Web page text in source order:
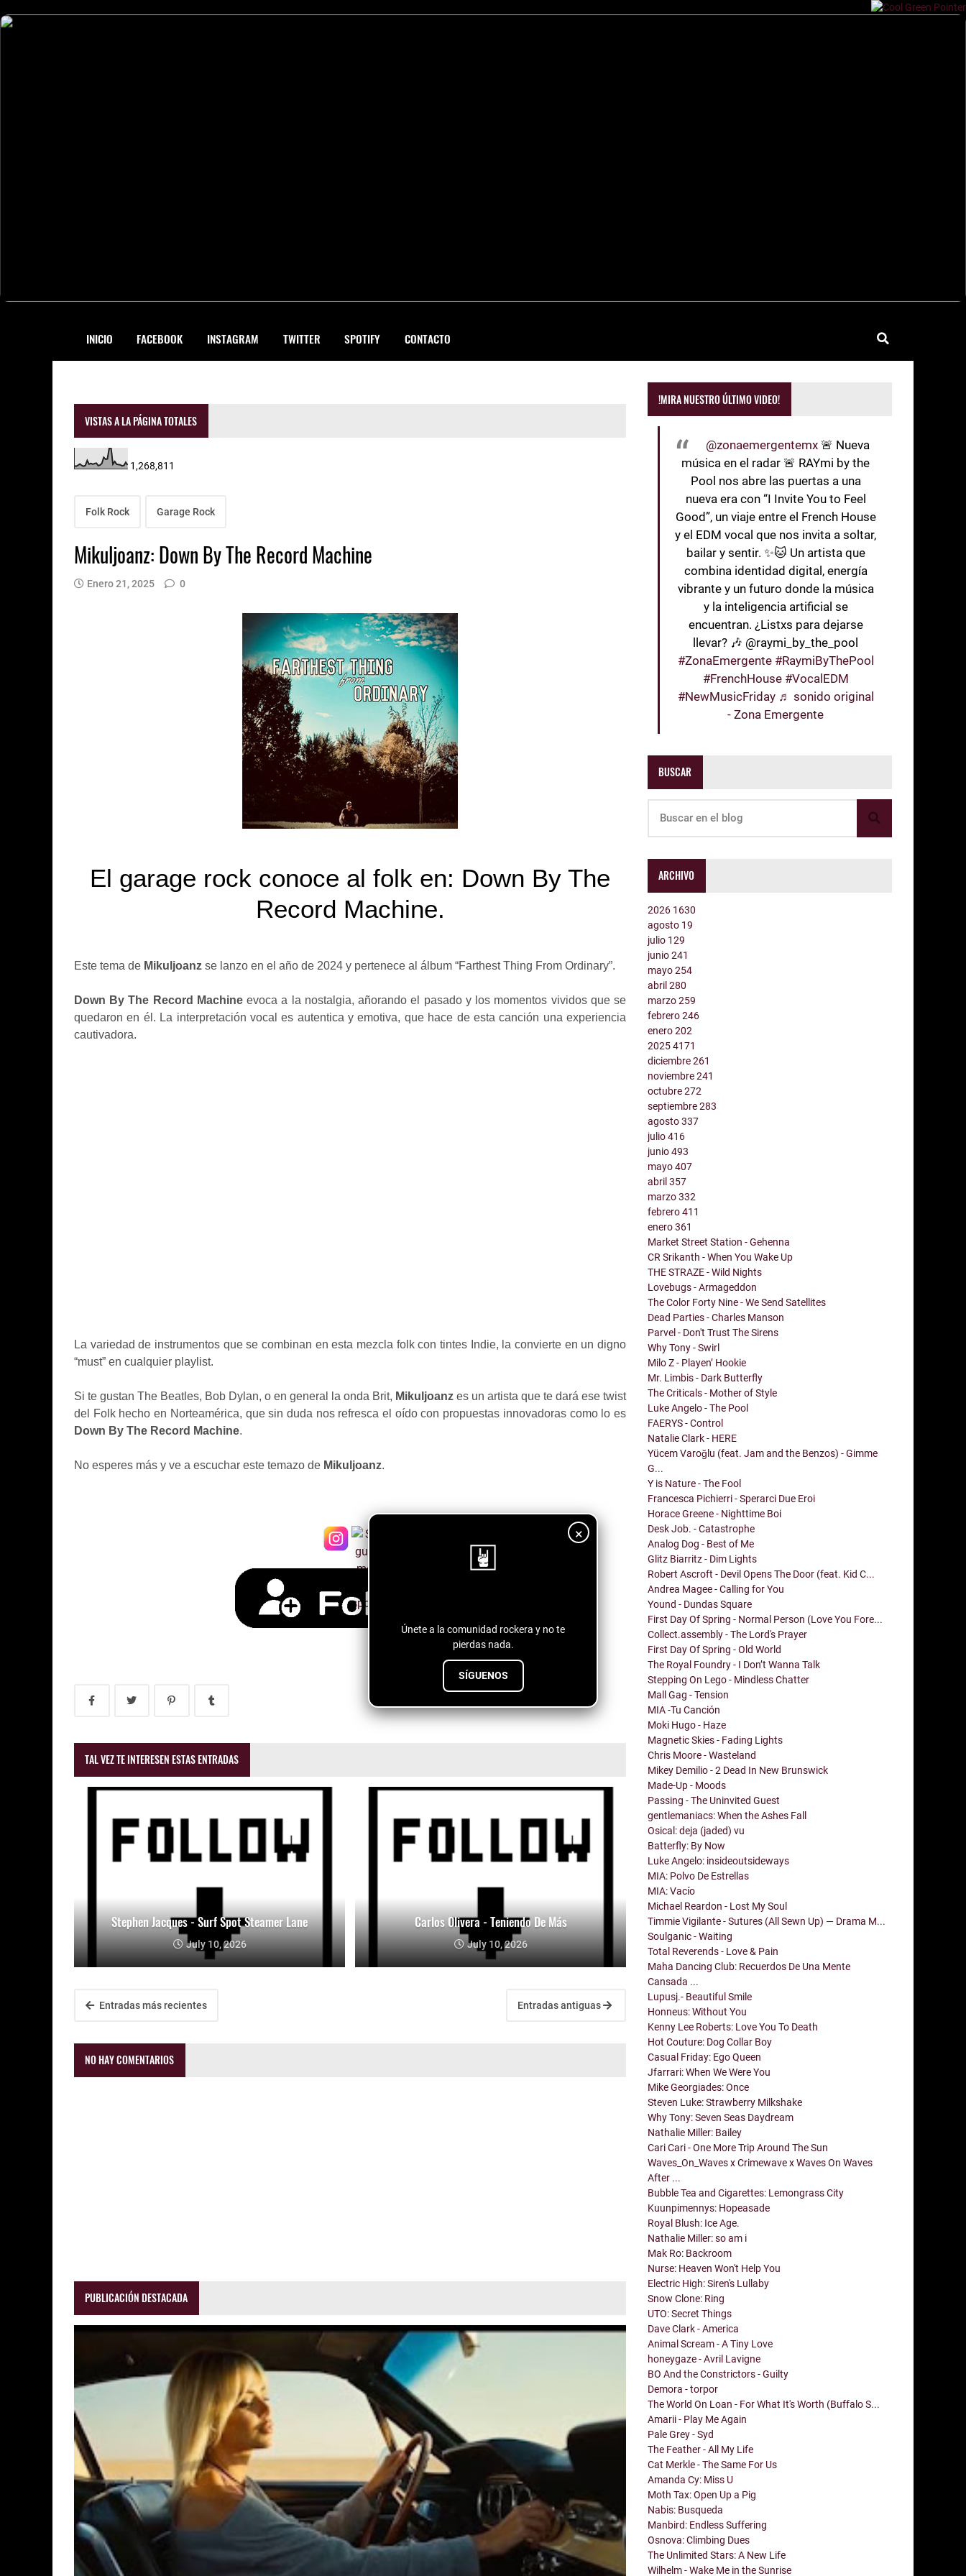
INICIO FACEBOOK INSTAGRAM TWITTER SPOTIFY CONTACTO
×
Únete a la comunidad rockera y no te
pierdas nada.
SÍGUENOS
VISTAS A LA PÁGINA TOTALES
1,268,811
Folk Rock Garage Rock
Mikuljoanz: Down By The Record Machine
Enero 21, 2025 0
El garage rock conoce al folk en: Down By The
Record Machine.
Este tema de Mikuljoanz se lanzo en el año de 2024 y pertenece al álbum “Farthest Thing From Ordinary”.
Down By The Record Machineevoca a la nostalgia, añorando el pasado y los momentos vividos que se
quedaron en él. La interpretación vocal es autentica y emotiva, que hace de esta canción una experiencia
cautivadora.
La variedad de instrumentos que se combinan en esta mezcla folk con tintes Indie, la convierte en un digno
“must” en cualquier playlist.
Si te gustan The Beatles, Bob Dylan, o en general la onda Brit, Mikuljoanz es un artista que te dará ese twist
del Folk hecho en Norteamérica, que sin duda nos refresca el oído con propuestas innovadoras como lo es
Down By The Record Machine.
No esperes más y ve a escuchar este temazo de Mikuljoanz.
TAL VEZ TE INTERESEN ESTAS ENTRADAS
Stephen Jacques - Surf Spot Steamer Lane
July 10, 2026
Carlos Olivera - Teniendo De Más
July 10, 2026
Entradas más recientes Entradas antiguas
NO HAY COMENTARIOS
PUBLICACIÓN DESTACADA
!MIRA NUESTRO ÚLTIMO VIDEO!
@zonaemergentemx 🚨 Nueva
música en el radar 🚨 RAYmi by the
Pool nos abre las puertas a una
nueva era con “I Invite You to Feel
Good”, un viaje entre el French House
y el EDM vocal que nos invita a soltar,
bailar y sentir. ✨🐱 Un artista que
combina identidad digital, energía
vibrante y un futuro donde la música
y la inteligencia artificial se
encuentran. ¿Listxs para dejarse
llevar? 🎶 @raymi_by_the_pool
#ZonaEmergente #RaymiByThePool
#FrenchHouse #VocalEDM
#NewMusicFriday ♬ sonido original
- Zona Emergente
BUSCAR
ARCHIVO
2026 1630
agosto 19
julio 129
junio241
mayo254
abril280
marzo259
febrero246
enero202
20254171
diciembre261
noviembre241
octubre272
septiembre283
agosto337
julio416
junio493
mayo407
abril357
marzo332
febrero411
enero361
Market Street Station - Gehenna
CR Srikanth - When You Wake Up
THE STRAZE - Wild Nights
Lovebugs - Armageddon
The Color Forty Nine - We Send Satellites
Dead Parties - Charles Manson
Parvel - Don't Trust The Sirens
Why Tony - Swirl
Milo Z - Playen’ Hookie
Mr. Limbis - Dark Butterfly
The Criticals - Mother of Style
Luke Angelo - The Pool
FAERYS - Control
Natalie Clark - HERE
Yücem Varoğlu (feat. Jam and the Benzos) - Gimme
G...
Y is Nature - The Fool
Francesca Pichierri - Sperarci Due Eroi
Horace Greene - Nighttime Boi
Desk Job. - Catastrophe
Analog Dog - Best of Me
Glitz Biarritz - Dim Lights
Robert Ascroft - Devil Opens The Door (feat. Kid C...
Andrea Magee - Calling for You
Yound - Dundas Square
First Day Of Spring - Normal Person (Love You Fore...
Collect.assembly - The Lord's Prayer
First Day Of Spring - Old World
The Royal Foundry - I Don’t Wanna Talk
Stepping On Lego - Mindless Chatter
Mall Gag - Tension
MIA -Tu Canción
Moki Hugo - Haze
Magnetic Skies - Fading Lights
Chris Moore - Wasteland
Mikey Demilio - 2 Dead In New Brunswick
Made-Up - Moods
Passing - The Uninvited Guest
gentlemaniacs: When the Ashes Fall
Osical: deja (jaded) vu
Batterfly: By Now
Luke Angelo: insideoutsideways
MIA: Polvo De Estrellas
MIA: Vacío
Michael Reardon - Lost My Soul
Timmie Vigilante - Sutures (All Sewn Up) — Drama M...
Soulganic - Waiting
Total Reverends - Love & Pain
Maha Dancing Club: Recuerdos De Una Mente
Cansada ...
Lupusj.- Beautiful Smile
Honneus: Without You
Kenny Lee Roberts: Love You To Death
Hot Couture: Dog Collar Boy
Casual Friday: Ego Queen
Jfarrari: When We Were You
Mike Georgiades: Once
Steven Luke: Strawberry Milkshake
Why Tony: Seven Seas Daydream
Nathalie Miller: Bailey
Cari Cari - One More Trip Around The Sun
Waves_On_Waves x Crimewave x Waves On Waves
After ...
Bubble Tea and Cigarettes: Lemongrass City
Kuunpimennys: Hopeasade
Royal Blush: Ice Age.
Nathalie Miller: so am i
Mak Ro: Backroom
Nurse: Heaven Won't Help You
Electric High: Siren's Lullaby
Snow Clone: Ring
UTO: Secret Things
Dave Clark - America
Animal Scream - A Tiny Love
honeygaze - Avril Lavigne
BO And the Constrictors - Guilty
Demora - torpor
The World On Loan - For What It's Worth (Buffalo S...
Amarii - Play Me Again
Pale Grey - Syd
The Feather - All My Life
Cat Merkle - The Same For Us
Amanda Cy: Miss U
Moth Tax: Open Up a Pig
Nabis: Busqueda
Manbird: Endless Suffering
Osnova: Climbing Dues
The Unlimited Stars: A New Life
Wilhelm - Wake Me in the Sunrise